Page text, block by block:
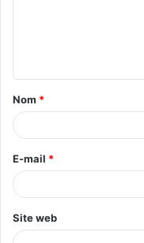
Nom *
E-mail *
Site web